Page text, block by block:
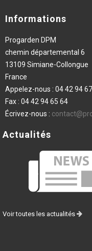
Informations
Progarden DPM
chemin départemental 6
13109 Simiane-Collongue
France
Appelez-nous : 04 42 94
Fax : 04 42 94 65 64
Écrivez-nous :
Actualités
Voir toutes les actualités